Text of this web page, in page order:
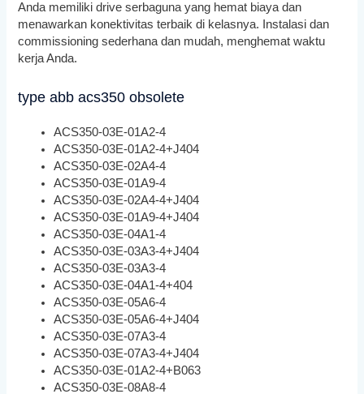
Anda memiliki drive serbaguna yang hemat biaya dan
menawarkan konektivitas terbaik di kelasnya. Instalasi dan
commissioning sederhana dan mudah, menghemat waktu
kerja Anda.
type abb acs350 obsolete
ACS350-03E-01A2-4
ACS350-03E-01A2-4+J404
ACS350-03E-02A4-4
ACS350-03E-01A9-4
ACS350-03E-02A4-4+J404
ACS350-03E-01A9-4+J404
ACS350-03E-04A1-4
ACS350-03E-03A3-4+J404
ACS350-03E-03A3-4
ACS350-03E-04A1-4+404
ACS350-03E-05A6-4
ACS350-03E-05A6-4+J404
ACS350-03E-07A3-4
ACS350-03E-07A3-4+J404
ACS350-03E-01A2-4+B063
ACS350-03E-08A8-4